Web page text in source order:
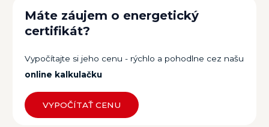
Máte záujem o energetický
certifikát?
Vypočítajte si jeho cenu - rýchlo a pohodlne cez našu
online kalkulačku
VYPOČÍTAŤ CENU